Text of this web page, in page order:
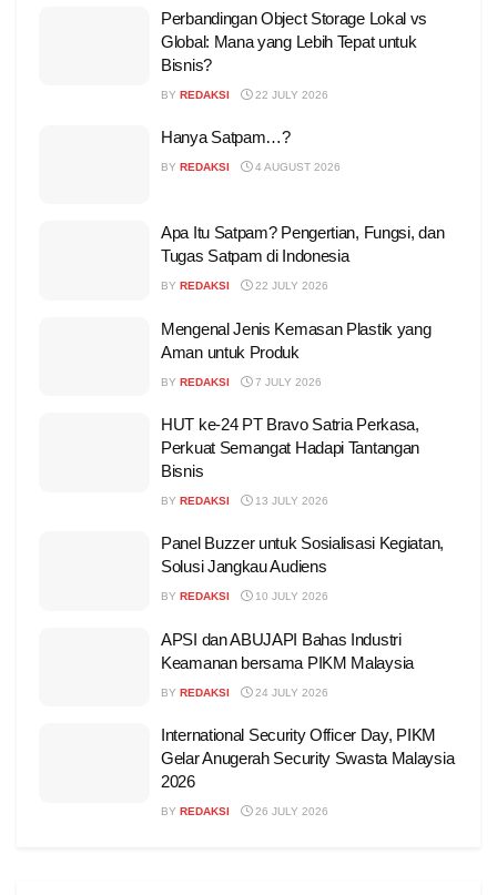
Perbandingan Object Storage Lokal vs
Global: Mana yang Lebih Tepat untuk
Bisnis?
BY REDAKSI 22 JULY 2026
Hanya Satpam…?
BY REDAKSI 4 AUGUST 2026
Apa Itu Satpam? Pengertian, Fungsi, dan
Tugas Satpam di Indonesia
BY REDAKSI 22 JULY 2026
Mengenal Jenis Kemasan Plastik yang
Aman untuk Produk
BY REDAKSI 7 JULY 2026
HUT ke-24 PT Bravo Satria Perkasa,
Perkuat Semangat Hadapi Tantangan
Bisnis
BY REDAKSI 13 JULY 2026
Panel Buzzer untuk Sosialisasi Kegiatan,
Solusi Jangkau Audiens
BY REDAKSI 10 JULY 2026
APSI dan ABUJAPI Bahas Industri
Keamanan bersama PIKM Malaysia
BY REDAKSI 24 JULY 2026
International Security Officer Day, PIKM
Gelar Anugerah Security Swasta Malaysia
2026
BY REDAKSI 26 JULY 2026